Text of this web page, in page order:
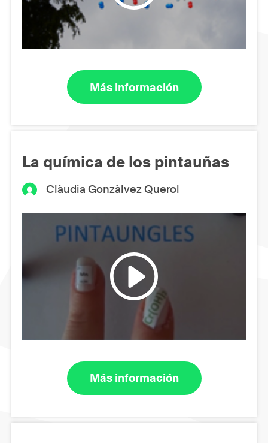
Más información
La química de los pintauñas
Clàudia Gonzàlvez Querol
Más información